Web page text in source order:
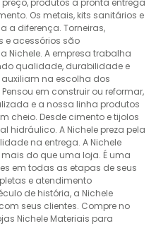
Os metais, kits sanitários e
a diferença. Torneiras,
e acessórios são
Nichele. A empresa trabalha
qualidade, durabilidade e
auxiliam na escolha dos
em construir ou reformar,
e a nossa linha produtos
cheio. Desde cimento e tijolos
hidráulico. A Nichele preza pela
na entrega. A Nichele
do que uma loja. É uma
em todas as etapas de seus
e atendimento
de história, a Nichele
seus clientes. Compre no
Nichele Materiais para